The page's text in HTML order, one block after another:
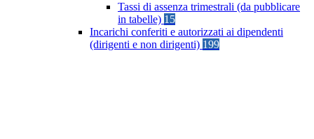
Tassi di assenza trimestrali (da pubblicare
in tabelle) 15
Incarichi conferiti e autorizzati ai dipendenti
(dirigenti e non dirigenti) 199